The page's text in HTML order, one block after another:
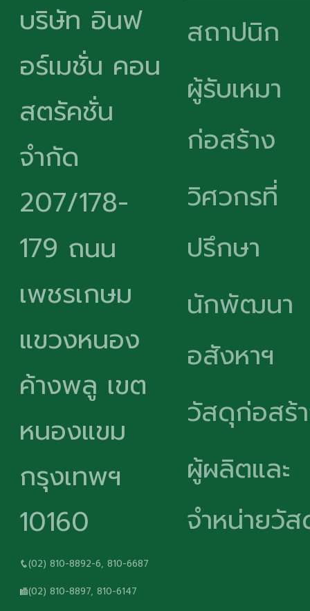
บริษัท อินฟ
อร์เมชั่น คอน
สตรัคชั่น
จำกัด
207/178-
179 ถนน
เพชรเกษม
แขวงหนอง
ค้างพลู เขต
หนองแขม
กรุงเทพฯ
10160
(02) 810-8892-6, 810-6687
(02) 810-8897, 810-6147
สถาปนิก
ผู้รับเหมา
ก่อสร้าง
วิศวกรที่
ปรึกษา
นักพัฒนา
อสังหาฯ
วัสดุก่อสร้
ผู้ผลิตและ
จำหน่ายวั